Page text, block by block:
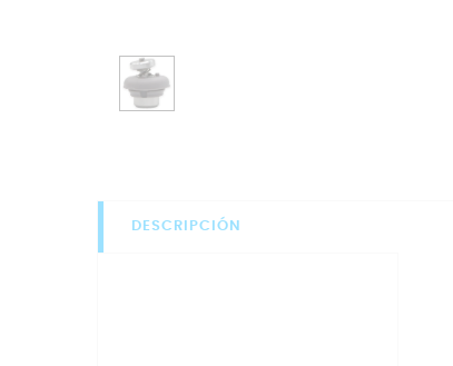
DESCRIPCIÓN